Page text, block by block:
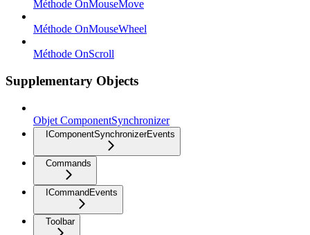
Méthode OnMouseMove
Méthode OnMouseWheel
Méthode OnScroll
Supplementary Objects
Objet ComponentSynchronizer
IComponentSynchronizerEvents
Commands
ICommandEvents
Toolbar